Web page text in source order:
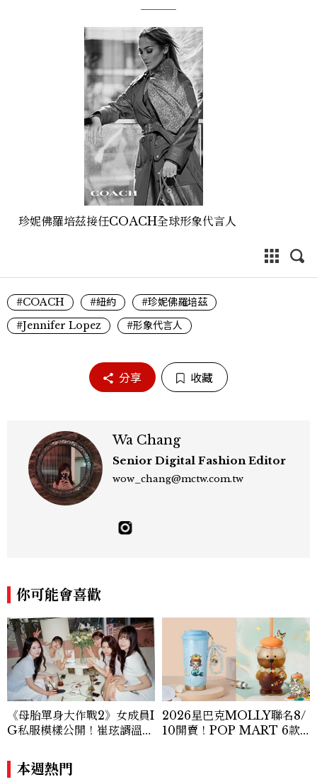
珍妮佛羅培茲接任COACH全球形象代言人
#COACH #紐約
#珍妮佛羅培茲
#Jennifer Lopez
#形象代言人
分享 收藏
Wa Chang
Senior Digital Fashion Editor
wow_chang@mctw.com.tw
你可能會喜歡
《母胎單身大作戰2》女成員I
G私服模樣公開！崔玹諝溫柔
低調千金？
2026星巴克MOLLY聯名8/
10開賣！POP MART 6款
本週熱門